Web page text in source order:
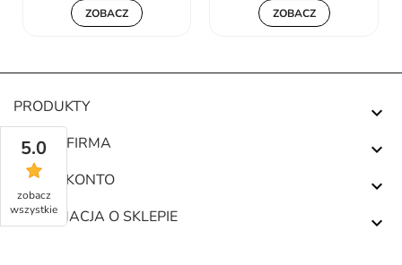
ZOBACZ ZOBACZ
PRODUKTY 
NASZA FIRMA 
TWOJE KONTO 
INFORMACJA O SKLEPIE 
5.0
zobacz
wszystkie